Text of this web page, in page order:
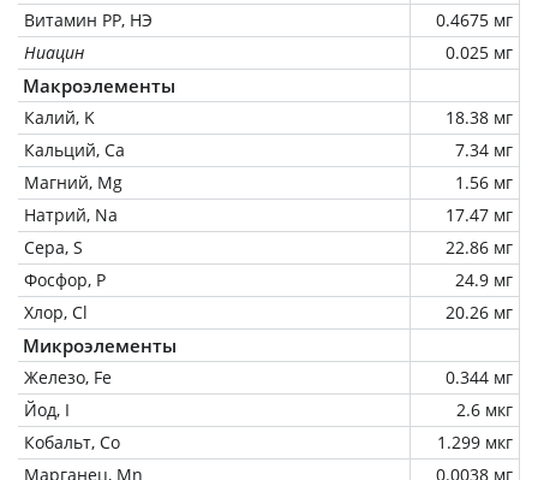
Витамин РР, НЭ
0.4675 мг
Ниацин
0.025 мг
Макроэлементы
Калий, K
18.38 мг
Кальций, Ca
7.34 мг
Магний, Mg
1.56 мг
Натрий, Na
17.47 мг
Сера, S
22.86 мг
Фосфор, P
24.9 мг
Хлор, Cl
20.26 мг
Микроэлементы
Железо, Fe
0.344 мг
Йод, I
2.6 мкг
Кобальт, Co
1.299 мкг
Марганец, Mn
0.0038 мг